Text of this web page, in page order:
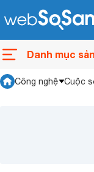
Danh mục
Công nghệ Cuộc